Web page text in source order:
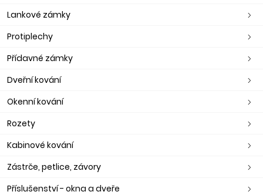
Lankové zámky
Protiplechy
Přídavné zámky
Dveřní kování
Okenní kování
Rozety
Kabinové kování
Zástrče, petlice, závory
Příslušenství - okna a dveře